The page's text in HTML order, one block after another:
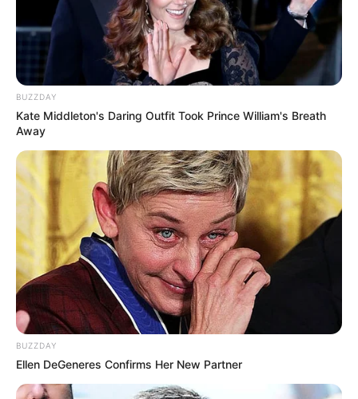
BUZZDAY
Kate Middleton's Daring Outfit Took Prince William's Breath
Away
BUZZDAY
Ellen DeGeneres Confirms Her New Partner